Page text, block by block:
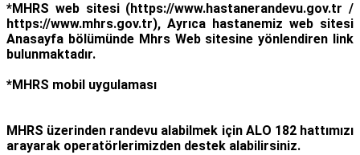
*MHRS web sitesi (https://www.hastanerandevu.gov.tr /
https://www.mhrs.gov.tr), Ayrıca hastanemiz web sitesi
Anasayfa bölümünde Mhrs Web sitesine yönlendiren link
bulunmaktadır.
*MHRS mobil uygulaması
MHRS üzerinden randevu alabilmek için ALO 182 hattımızı
arayarak operatörlerimizden destek alabilirsiniz.